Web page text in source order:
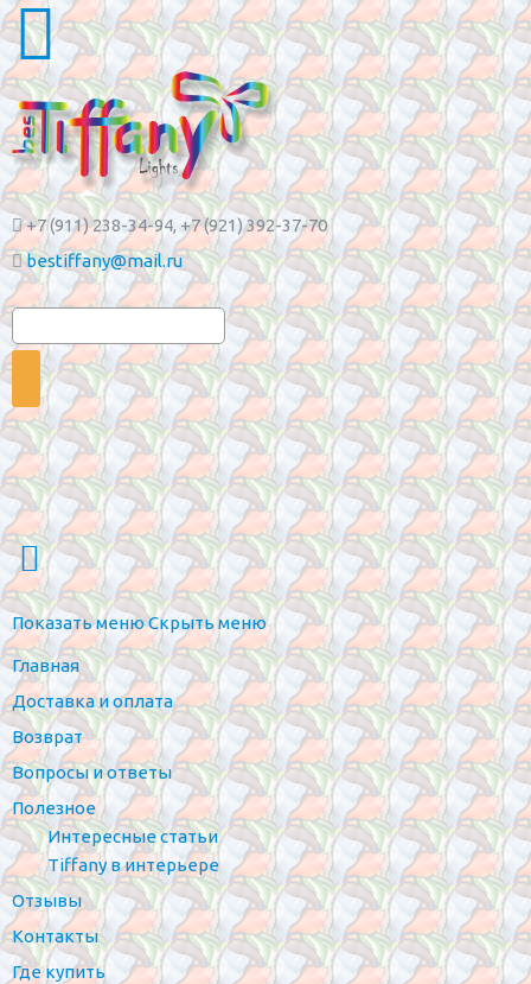
+7 (911) 238-34-94, +7 (921) 392-37-70
bestiffany@mail.ru
Показать менюСкрыть меню
Главная
Доставка и оплата
Возврат
Вопросы и ответы
Полезное
Интересные статьи
Tiffany в интерьере
Отзывы
Контакты
Где купить